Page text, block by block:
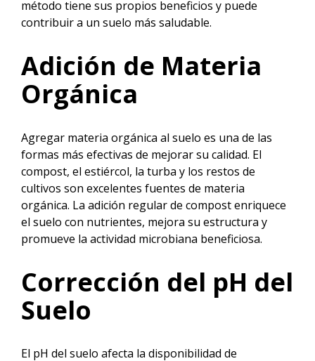
método tiene sus propios beneficios y puede
contribuir a un suelo más saludable.
Adición de Materia
Orgánica
Agregar materia orgánica al suelo es una de las
formas más efectivas de mejorar su calidad. El
compost, el estiércol, la turba y los restos de
cultivos son excelentes fuentes de materia
orgánica. La adición regular de compost enriquece
el suelo con nutrientes, mejora su estructura y
promueve la actividad microbiana beneficiosa.
Corrección del pH del
Suelo
El pH del suelo afecta la disponibilidad de